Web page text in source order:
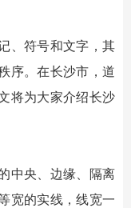
、符号和文字，其
序。在长沙市，道
将为大家介绍长沙
中央、边缘、隔离
宽的实线，线宽一